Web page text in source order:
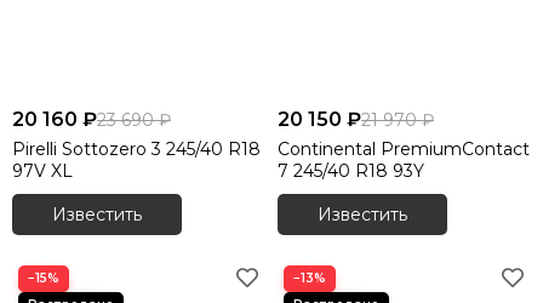
20 160 ₽23 690 ₽
Pirelli Sottozero 3 245/40 R18
97V XL
Известить
20 150 ₽21 970 ₽
Continental PremiumContact
7 245/40 R18 93Y
Известить
−15% −13%